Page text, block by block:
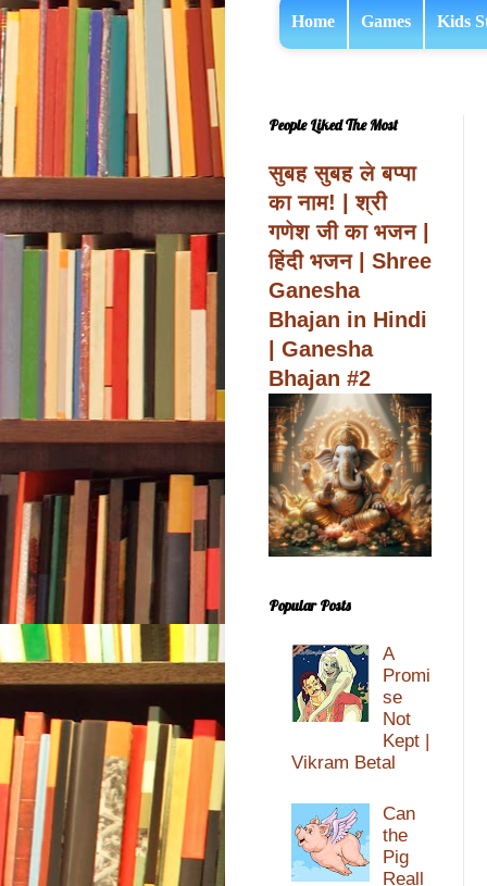
Home Games Kids
People Liked The Most
सुबह सुबह ले बप्पा
का नाम! | श्री
गणेश जी का भजन |
हिंदी भजन | Shree
Ganesha
Bhajan in Hindi
| Ganesha
Bhajan #2
Popular Posts
A
Promi
se
Not
Kept |
Vikram Betal
Can
the
Pig
Reall